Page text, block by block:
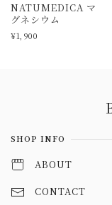
NATUMEDICA マ
グネシウム
¥1,900
SHOP INFO
ABOUT
CONTACT